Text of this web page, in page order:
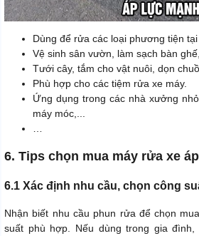
Dùng để rửa các loại phương tiện tại
Vệ sinh sân vườn, làm sạch bàn ghế,
Tưới cây, tắm cho vật nuôi, dọn
Phù hợp cho các tiệm rửa xe máy.
Ứng dụng trong các nhà xưởng
máy móc,...
6. Tips chọn mua máy rửa xe
6.1 Xác định nhu cầu, chọn công
Nhận biết nhu cầu phun rửa để chọn
suất phù hợp. Nếu dùng trong gia đình,